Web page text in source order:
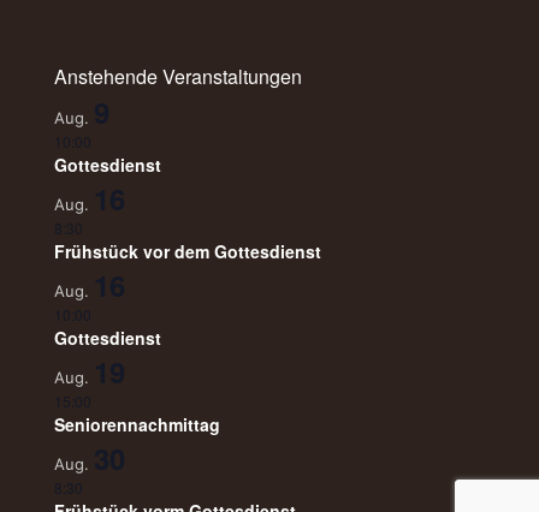
Anstehende Veranstaltungen
Aug. 9
10:00
Gottesdienst
Aug. 16
8:30
Frühstück vor dem Gottesdienst
Aug. 16
10:00
Gottesdienst
Aug. 19
15:00
Seniorennachmittag
Aug. 30
8:30